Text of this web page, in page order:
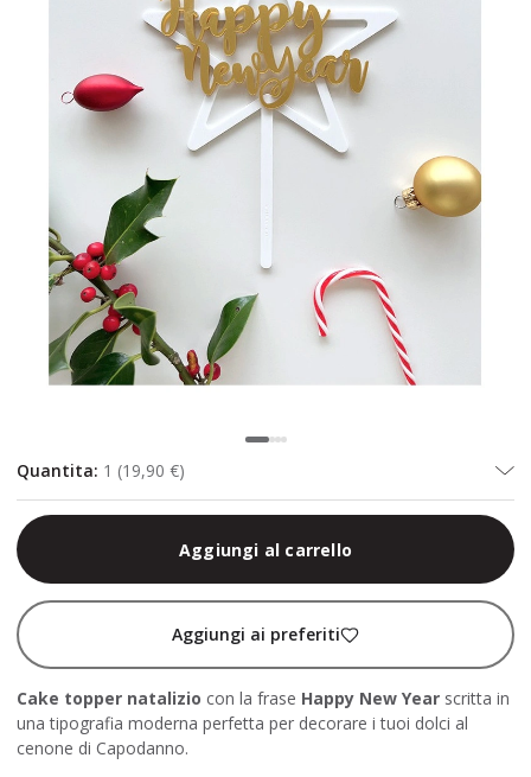
Quantita: 1 (19,90 €)
Aggiungi al carrello
Aggiungi ai preferiti
Cake topper natalizio con la frase Happy New Year scritta in
una tipografia moderna perfetta per decorare i tuoi dolci al
cenone di Capodanno.